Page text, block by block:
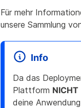
Für mehr
unsere Sammlung
Info
Da das
Plattform NICHT
deine